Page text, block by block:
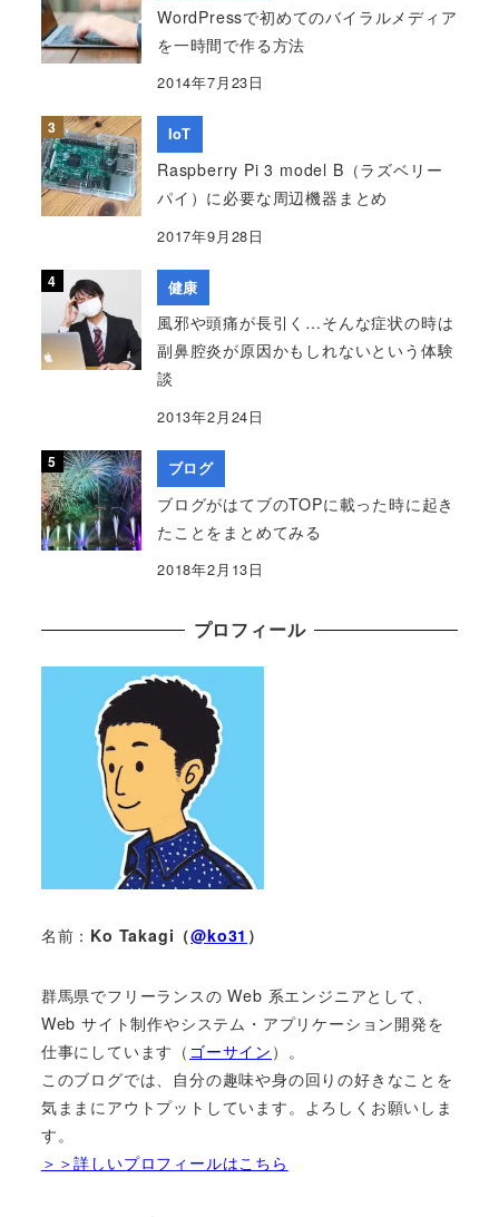
WordPressで初めてのバイラルメディア
を一時間で作る方法
2014年7月23日
IoT
Raspberry Pi 3 model B（ラズベリー
パイ）に必要な周辺機器まとめ
2017年9月28日
健康
風邪や頭痛が長引く…そんな症状の時は
副鼻腔炎が原因かもしれないという体験
談
2013年2月24日
ブログ
ブログがはてブのTOPに載った時に起き
たことをまとめてみる
2018年2月13日
プロフィール
名前： Ko Takagi（@ko31 ）
群馬県でフリーランスの Web 系エンジニアとして、
Web サイト制作やシステム・アプリケーション開発を
仕事にしています（ ゴーサイン ）。
このブログでは、自分の趣味や身の回りの好きなことを
気ままにアウトプットしています。よろしくお願いしま
す。
＞＞詳しいプロフィールはこちら